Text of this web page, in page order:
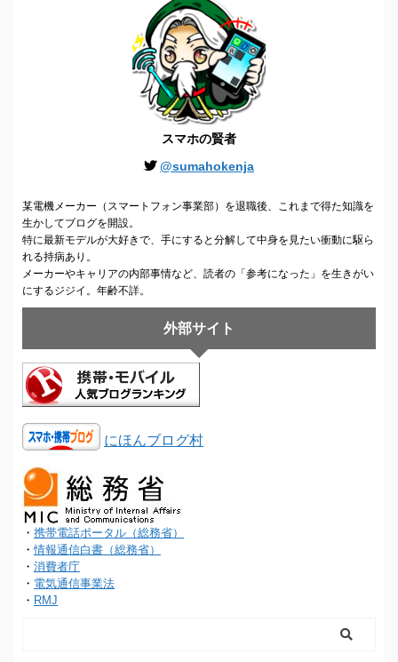
スマホの賢者
@sumahokenja
某電機メーカー（スマートフォン事業部）を退職後、これまで得た知識を
生かしてブログを開設。
特に最新モデルが大好きで、手にすると分解して中身を見たい衝動に駆ら
れる持病あり。
メーカーやキャリアの内部事情など、読者の「参考になった」を生きがい
にするジジイ。年齢不詳。
外部サイト
にほんブログ村
・ 携帯電話ポータル（総務省）
・情報通信白書（総務省）
・ 消費者庁
・ 電気通信事業法
・ RMJ